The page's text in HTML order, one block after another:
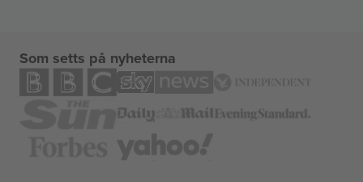
Som setts på nyheterna